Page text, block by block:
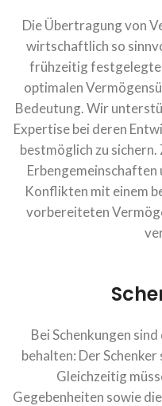
Die Übertragung von
wirtschaftlich so
frühzeitig festgelegte
optimalen
Bedeutung. Wir
Expertise bei deren
bestmöglich zu
Erbengemeinschaften
Konflikten mit einem
vorbereiteten
Bei Schenkungen
behalten: Der
Gleichzeitig
Gegebenheiten sowie